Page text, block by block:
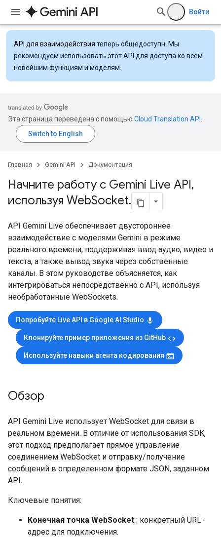
Войти
API для взаимодействия теперь общедоступн. Мы
рекомендуем использовать этот API для доступа ко всем
новейшим функциям и моделям.
Эта страница переведена с помощью Cloud Translation API
Главная Gemini API Документация
Начните работу с Gemini Live API,
используя WebSocket.
API Gemini Live обеспечивает двустороннее
взаимодействие с моделями Gemini в режиме
реального времени, поддерживая ввод аудио, видео и
текста, а также вывод звука через собственные
каналы. В этом руководстве объясняется, как
интегрироваться непосредственно с API, используя
необработанные WebSockets.
Попробуйте Live API в Google AI Studio mic
Клонируйте пример приложения из GitHub code
Используйте навыки агента кодирования terminal
Обзор
API Gemini Live использует WebSocket для связи в
реальном времени. В отличие от использования SDK,
этот подход предполагает прямое управление
соединением WebSocket и отправку/получение
сообщений в определенном формате JSON, заданном
API.
Ключевые понятия:
Конечная точка WebSocket : конкретный URL-
адрес для подключения.